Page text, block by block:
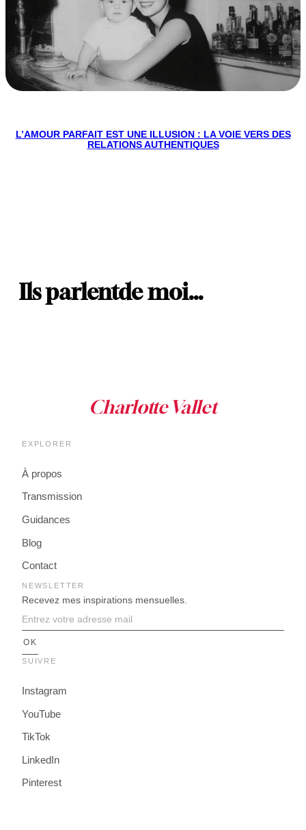
L’AMOUR PARFAIT EST UNE ILLUSION : LA VOIE VERS DES
RELATIONS AUTHENTIQUES
Ils parlentde moi…
EXPLORER
À propos
Transmission
Guidances
Blog
Contact
NEWSLETTER
Recevez mes inspirations mensuelles.
SUIVRE
Instagram
YouTube
TikTok
LinkedIn
Pinterest